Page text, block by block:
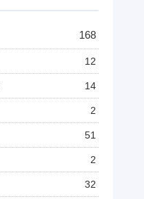
168
12
14
2
51
2
32